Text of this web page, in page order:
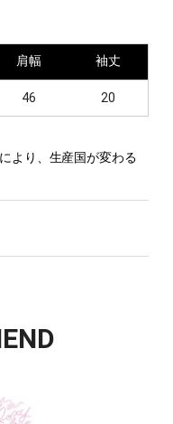
肩幅 袖丈
46 20
より、生産国が変わる